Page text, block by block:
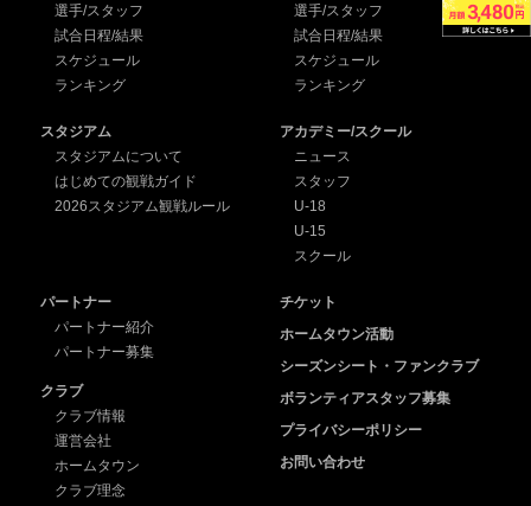
選手/スタッフ
試合日程/結果
スケジュール
ランキング
選手/スタッフ
試合日程/結果
スケジュール
ランキング
スタジアム
スタジアムについて
はじめての観戦ガイド
2026スタジアム観戦ルール
アカデミー/スクール
ニュース
スタッフ
U-18
U-15
スクール
パートナー
パートナー紹介
パートナー募集
クラブ
クラブ情報
運営会社
ホームタウン
クラブ理念
チケット
ホームタウン活動
シーズンシート・ファンクラブ
ボランティアスタッフ募集
プライバシーポリシー
お問い合わせ